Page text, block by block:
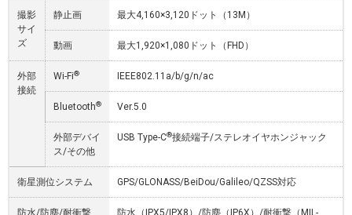
撮影
サイ
ズ
静止画 最大4,160×3,120ドット（13M）
動画 最大1,920×1,080ドット（FHD）
外部
接続
Wi-Fi® IEEE802.11a/b/g/n/ac
Bluetooth® Ver.5.0
外部デバイ
ス/その他
USB Type-C®接続端子/ステレオイヤホンジャック
衛星測位システム GPS/GLONASS/BeiDou/Galileo/QZSS対応
防水/防塵/耐衝撃
防水（IPX5/IPX8）/防塵（IP6X）/耐衝撃（MIL-